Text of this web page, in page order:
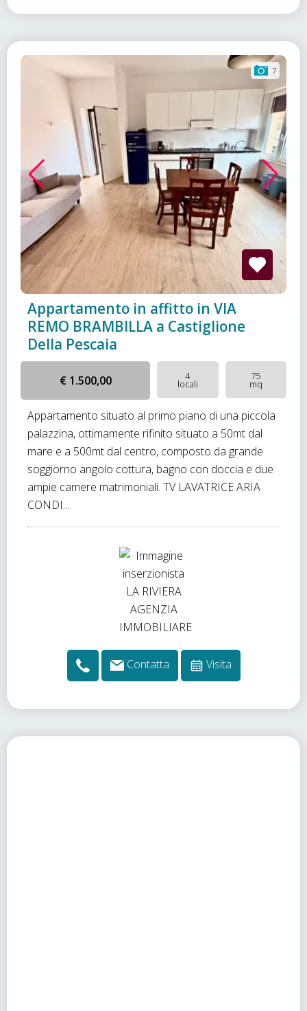
7
Appartamento in affitto in VIA
REMO BRAMBILLA a Castiglione
Della Pescaia
€ 1.500,00 4
locali
75
mq
Appartamento situato al primo piano di una piccola
palazzina, ottimamente rifinito situato a 50mt dal
mare e a 500mt dal centro, composto da grande
soggiorno angolo cottura, bagno con doccia e due
ampie camere matrimoniali. TV LAVATRICE ARIA
CONDI...
Contatta Visita